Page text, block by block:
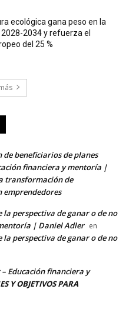
ecológica gana peso en la
2034 y refuerza el
del 25 %
beneficiarios de planes
financiera y mentoría |
transformación de
emprendedores
perspectiva de ganar o de no
| Daniel Adler en
perspectiva de ganar o de no
Educación financiera y
Y OBJETIVOS PARA